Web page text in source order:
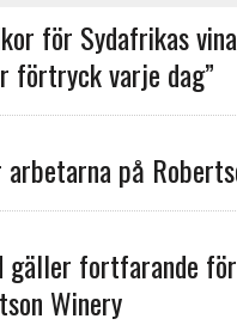
för Sydafrikas
förtryck varje dag”
på
gäller fortfarande
Winery